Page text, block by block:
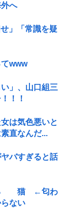
へ
」「常識を疑
www
」、山口組三
！！
は気色悪いと
直なんだ...
バすぎると話
る 猫 ←匂わ
ない